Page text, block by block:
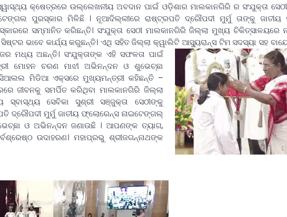
କ୍ଷେତ୍ରରେ ଉଲ୍ଲେଖନୀୟ ଅବଦାନ ପାଇଁ ଓଡ଼ିଶାର ମାଲକାନଗିରି ର ସଂଯୁକ୍ତା
ପୁରସ୍କାର ମିଳିଛି ।ନୂଆଦିଲ୍ଲୀରେ ରାଷ୍ଟ୍ରପତି ଦ୍ରୌପଦୀ ମୁର୍ମୁ ତାଙ୍କୁ ଜାତୀୟ
ସମ୍ମାନିତ କରିଛନ୍ତି। ସଂଯୁକ୍ତା ସେଠୀ ମାଲକାନଗିରି ଜିଲ୍ଲା ମୁଖ୍ୟ ଚିକିତ୍ସାଳୟରେ
ସିଷ୍ଟର ଭାବେ କାର୍ଯ୍ୟ କରୁଛନ୍ତି। ଏଥି ସହିତ ଜିଲ୍ଲା କ୍ୱାଲିଟି ଆସ୍ୟୁରାନ୍ସ ଟିମ ସଦସ୍ୟା ସହ
ମଧ୍ୟ ଅଛନ୍ତି।ସଂଯୁକ୍ତାଙ୍କ ଏହି ସଫଳତା ପାଇଁ
ମୋହନ ଚରଣ ମାଝୀ ଅଭିନନ୍ଦନ ଓ ଶୁଭେଚ୍ଛା
ମିଡିଆ ଏକ୍ସରେ ମୁଖ୍ୟମନ୍ତ୍ରୀ କହିଛନ୍ତି –
ଜୀବନକୁ ସମର୍ପିତ କରିଥିବା ମାଲକାନଗିରି ଜିଲ୍ଲା
ସେବିକା ସୁଶ୍ରୀ ସଞ୍ଜୁକ୍ତା ସେଠୀଙ୍କୁ
ଦ୍ରୌପଦୀ ମୁର୍ମୁ ଜାତୀୟ ଫ୍ଲୋରେନ୍ସ ନାଇଟେଙ୍ଗଲ୍
ଓ ଅଭିନନ୍ଦନ ଜଣାଉଛି । ଆପଣଙ୍କ ତ୍ୟାଗ,
ଉଦାହରଣ। ମହାପ୍ରଭୁ ଶ୍ରୀଜଗନ୍ନାଥଙ୍କ